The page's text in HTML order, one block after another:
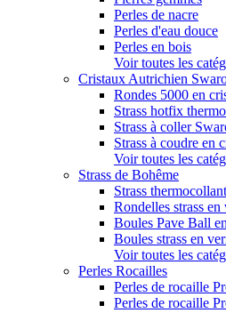
Perles de nacre
Perles d'eau douce
Perles en bois
Voir toutes les
Cristaux Autrichien
Rondes 5000 en
Strass hotfix
Strass à coller
Strass à coudre en
Voir toutes les
Strass de Bohême
Strass
Rondelles strass
Boules Pave Ball
Boules strass en
Voir toutes les
Perles Rocailles
Perles de rocaille
Perles de rocaille